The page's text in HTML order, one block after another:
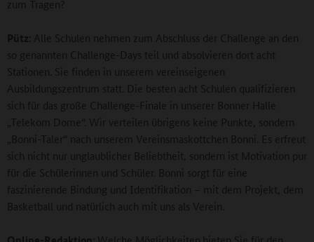
zum Tragen?
Pütz: Alle Schulen nehmen zum Abschluss der Challenge an den
so genannten Challenge-Days teil und absolvieren dort acht
Stationen. Sie finden in unserem vereinseigenen
Ausbildungszentrum statt. Die besten acht Schulen qualifizieren
sich für das große Challenge-Finale in unserer Bonner Halle
„Telekom Dome“. Wir verteilen übrigens keine Punkte, sondern
„Bonni-Taler“ nach unserem Vereinsmaskottchen Bonni. Es erfreut
sich nicht nur unglaublicher Beliebtheit, sondern ist Motivation pur
für die Schülerinnen und Schüler. Bonni sorgt für eine
faszinierende Bindung und Identifikation – mit dem Projekt, dem
Basketball und natürlich auch mit uns als Verein.